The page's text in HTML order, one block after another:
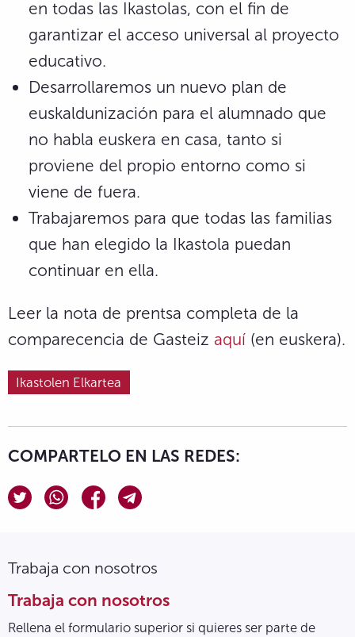
en todas las Ikastolas, con el fin de
garantizar el acceso universal al proyecto
educativo.
Desarrollaremos un nuevo plan de
euskaldunización para el alumnado que
no habla euskera en casa, tanto si
proviene del propio entorno como si
viene de fuera.
Trabajaremos para que todas las familias
que han elegido la Ikastola puedan
continuar en ella.
Leer la nota de prentsa completa de la
comparecencia de Gasteiz aquí (en euskera).
Ikastolen Elkartea
COMPARTELO EN LAS REDES:
Trabaja con nosotros
Trabaja con nosotros
Rellena el formulario superior si quieres ser parte de